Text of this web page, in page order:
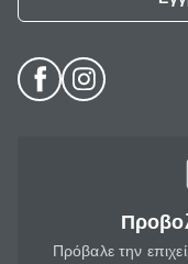
Πρόβαλε την